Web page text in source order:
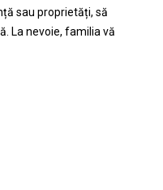
sau proprietăți, să
La nevoie, familia vă